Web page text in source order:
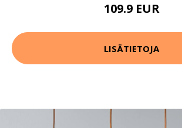
109.9 EUR
LISÄTIETOJA